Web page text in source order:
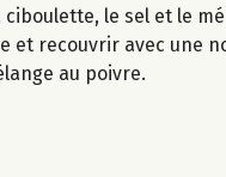
ciboulette, le sel et le
et recouvrir avec une
au poivre.